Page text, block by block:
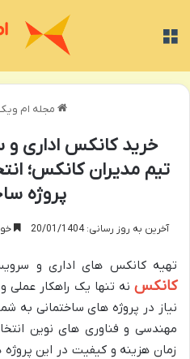
مجله ام
خرید کانکس اداری
تیم مدیران کانکس؛
پروژه
آخرین به روز رسانی: 20/01/1404
تهیه کانکس های اداری و
کانکس نه تنها یک راهکار عملی
نیاز در پروژه های ساختمانی به
مهندسی و فناوری های نوین
زمان هزینه و کیفیت در این